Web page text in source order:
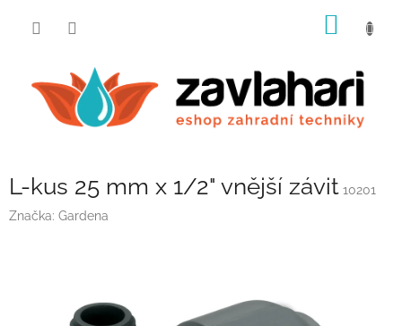
L-kus 25 mm x 1/2" vnější závit 10201
Značka: Gardena